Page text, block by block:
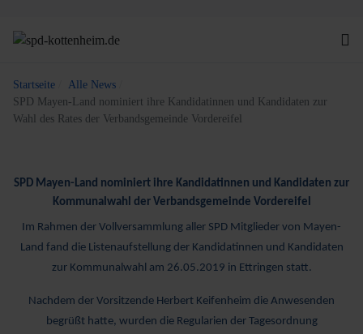
Startseite
Alle News
SPD Mayen-Land nominiert ihre Kandidatinnen und Kandidaten zur
Wahl des Rates der Verbandsgemeinde Vordereifel
SPD Mayen-Land nominiert ihre Kandidatinnen und Kandidaten zur
Kommunalwahl der Verbandsgemeinde Vordereifel
Im Rahmen der Vollversammlung aller SPD Mitglieder von Mayen-
Land fand die Listenaufstellung der Kandidatinnen und Kandidaten
zur Kommunalwahl am 26.05.2019 in Ettringen statt.
Nachdem der Vorsitzende Herbert Keifenheim die Anwesenden
begrüßt hatte, wurden die Regularien der Tagesordnung